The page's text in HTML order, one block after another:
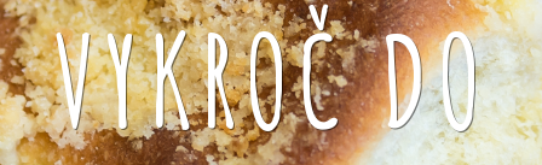
VYKROČ DO